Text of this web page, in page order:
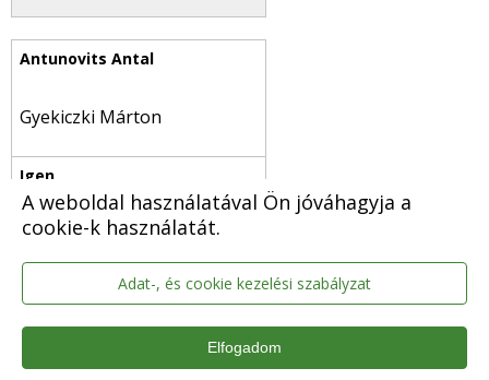
A weboldal használatával Ön jóváhagyja a
cookie-k használatát.
Adat-, és cookie kezelési szabályzat
Elfogadom
Gyekiczki Márton
Igen
Harmat Ákos